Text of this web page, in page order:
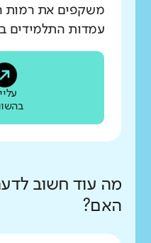
משקפים את רמות
עמדות התלמידים
מה עוד חשוב
האם?